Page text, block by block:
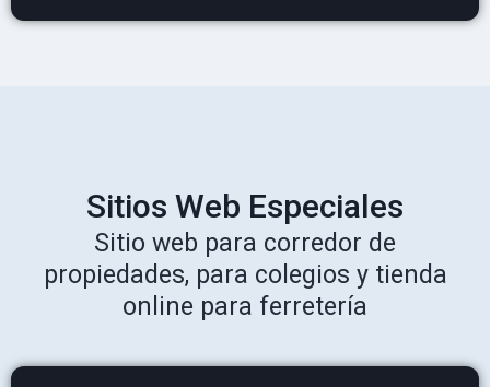
Sitios Web Especiales
Sitio web para corredor de
propiedades, para colegios y tienda
online para ferretería